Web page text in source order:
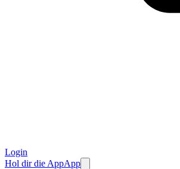
Login
Hol dir die AppApp